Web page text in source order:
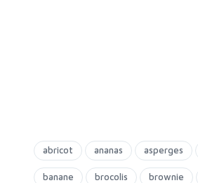
abricot ananas asperges
banane brocolis brownie